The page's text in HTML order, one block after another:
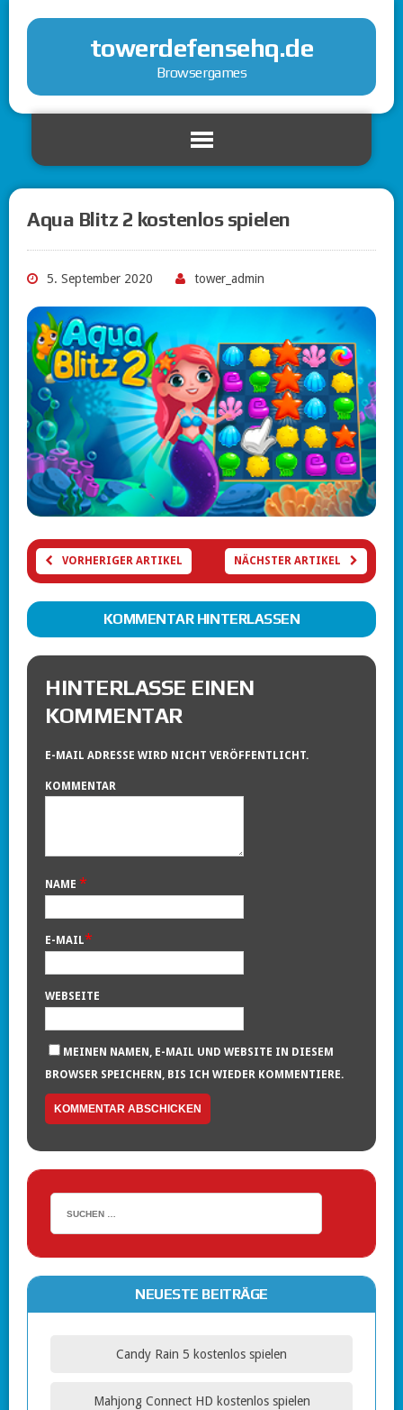
towerdefensehq.de
Browsergames
Aqua Blitz 2 kostenlos spielen
5. September 2020 tower_admin
VORHERIGER ARTIKEL NÄCHSTER ARTIKEL
KOMMENTAR HINTERLASSEN
HINTERLASSE EINEN
KOMMENTAR
E-MAIL ADRESSE WIRD NICHT VERÖFFENTLICHT.
KOMMENTAR
NAME *
E-MAIL*
WEBSEITE
MEINEN NAMEN, E-MAIL UND WEBSITE IN DIESEM
BROWSER SPEICHERN, BIS ICH WIEDER KOMMENTIERE.
NEUESTE BEITRÄGE
Candy Rain 5 kostenlos spielen
Mahjong Connect HD kostenlos spielen